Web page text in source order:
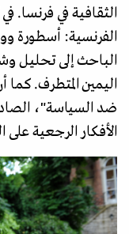
الثقافية في فرنسا.
الفرنسية: أسطورة
الباحث إلى تحليل
اليمين المتطرف. كما
ضد السياسة"،
الأفكار الرجعية على